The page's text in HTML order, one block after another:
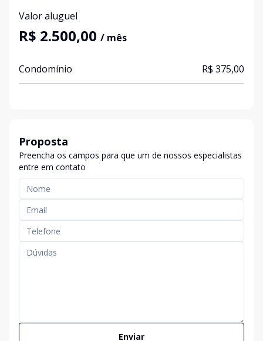
Valor aluguel
R$ 2.500,00 / mês
Condomínio R$ 375,00
Proposta
Preencha os campos para que um de nossos especialistas
entre em contato
Enviar